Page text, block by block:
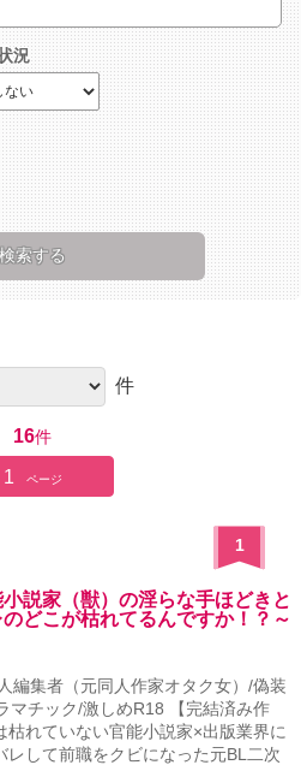
況
件
16件
1 ページ
1
説家（獣）の淫らな手ほどきと
どこが枯れてるんですか！？～
編集者（元同人作家オタク女）/偽装
マチック/激しめR18 【完結済み作
れていない官能小説家×出版業界に
して前職をクビになった元BL二次